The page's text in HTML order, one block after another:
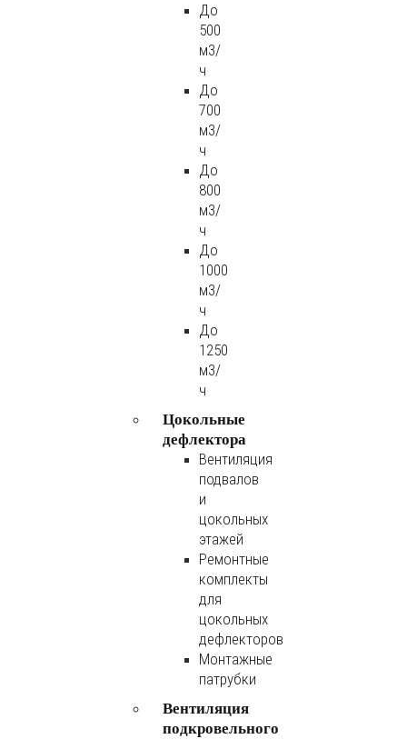
До
500
м3/
ч
До
700
м3/
ч
До
800
м3/
ч
До
1000
м3/
ч
До
1250
м3/
ч
Цокольные
дефлектора
Вентиляция
подвалов
и
цокольных
этажей
Ремонтные
комплекты
для
цокольных
дефлекторов
Монтажные
патрубки
Вентиляция
подкровельного